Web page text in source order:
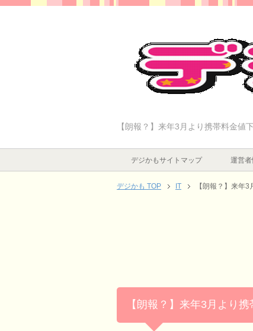
【朗報？】来年3月より携帯料金値
デジかもサイトマップ 運営者
デジかも TOP IT 【朗報？】来年
【朗報？】来年3月より